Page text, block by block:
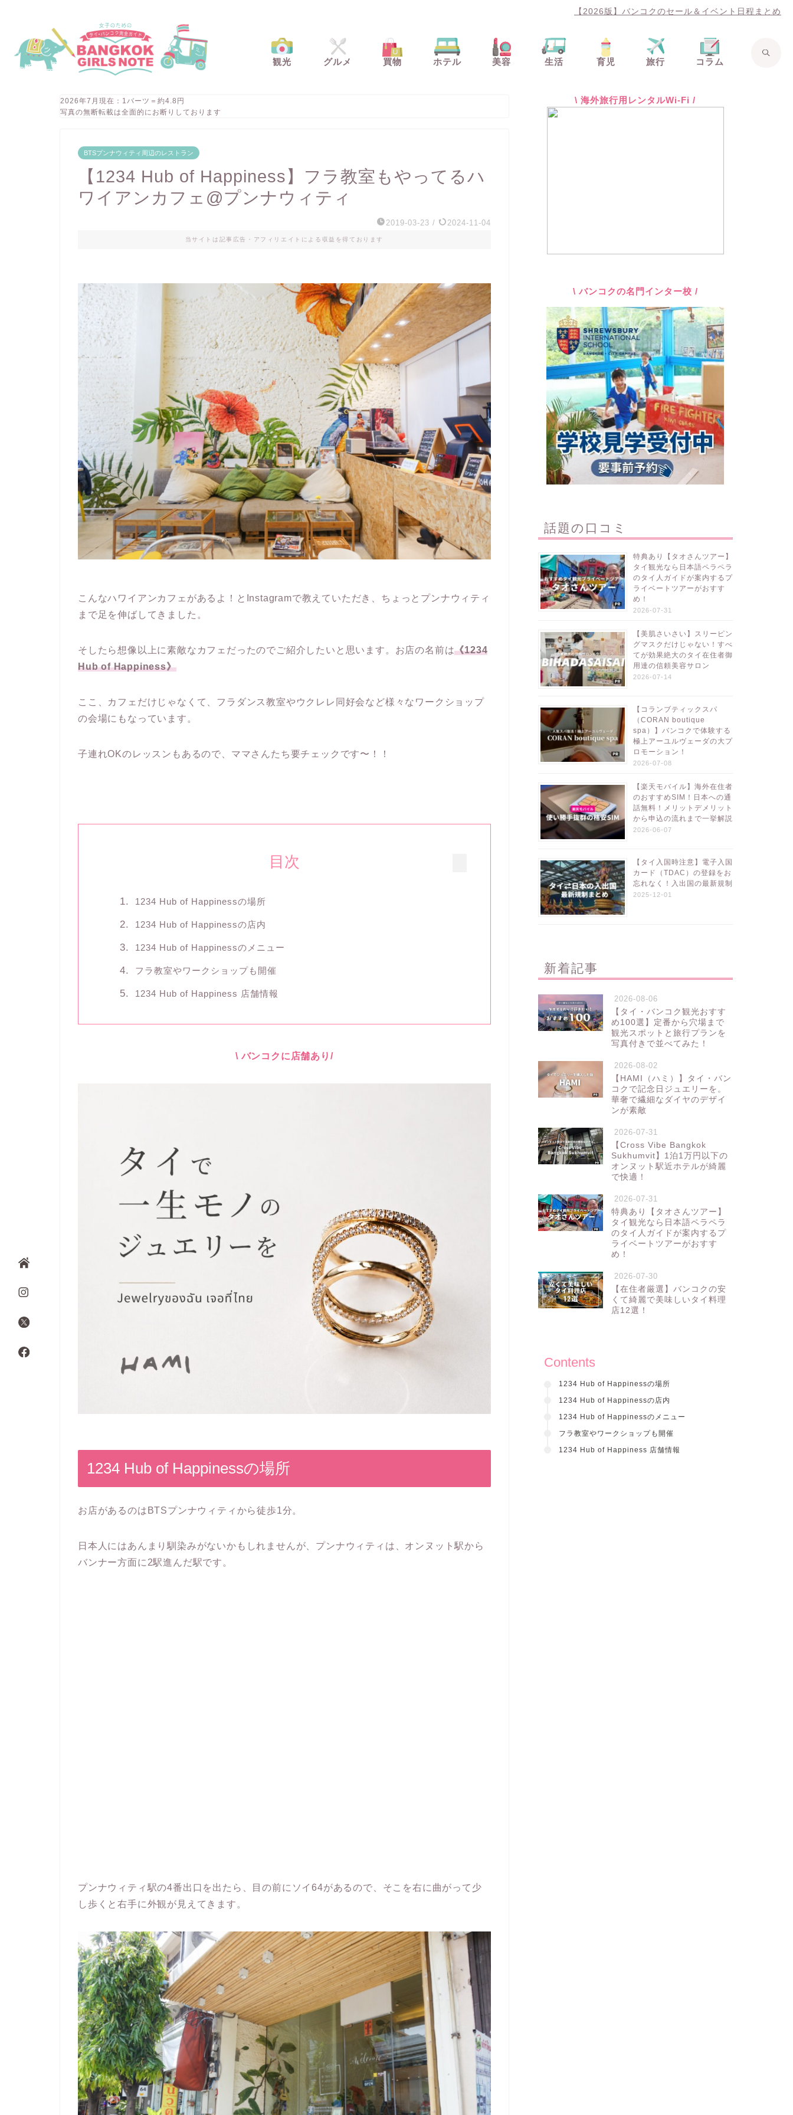
【2026版】バンコクのセール＆イベント日程まとめ
観光 グルメ 買物 ホテル 美容 生活 育児 旅行 コラム
2026年7月現在：1バーツ＝約4.8円
写真の無断転載は全面的にお断りしております
BTSプンナウィティ周辺のレストラン
【1234 Hub of Happiness】フラ教室もやってるハ
ワイアンカフェ@プンナウィティ
2019-03-23 / 2024-11-04
当サイトは記事広告・アフィリエイトによる収益を得ております
こんなハワイアンカフェがあるよ！とInstagramで教えていただき、ちょっとプンナウィティ
まで足を伸ばしてきました。
そしたら想像以上に素敵なカフェだったのでご紹介したいと思います。お店の名前は《1234
Hub of Happiness》
ここ、カフェだけじゃなくて、フラダンス教室やウクレレ同好会など様々なワークショップ
の会場にもなっています。
子連れOKのレッスンもあるので、ママさんたち要チェックです〜！！
目次
1234 Hub of Happinessの場所
1234 Hub of Happinessの店内
1234 Hub of Happinessのメニュー
フラ教室やワークショップも開催
1234 Hub of Happiness 店舗情報
\ バンコクに店舗あり/
1234 Hub of Happinessの場所
お店があるのはBTSプンナウィティから徒歩1分。
日本人にはあんまり馴染みがないかもしれませんが、プンナウィティは、オンヌット駅から
バンナー方面に2駅進んだ駅です。
プンナウィティ駅の4番出口を出たら、目の前にソイ64があるので、そこを右に曲がって少
し歩くと右手に外観が見えてきます。
\ 海外旅行用レンタルWi-Fi /
\ バンコクの名門インター校 /
話題の口コミ
特典あり【タオさんツアー】
タイ観光なら日本語ペラペラ
のタイ人ガイドが案内するプ
ライベートツアーがおすす
め！
2026-07-31
【美肌さいさい】スリーピン
グマスクだけじゃない！すべ
てが効果絶大のタイ在住者御
用達の信頼美容サロン
2026-07-14
【コランブティックスパ
（CORAN boutique
spa）】バンコクで体験する
極上アーユルヴェーダの大プ
ロモーション！
2026-07-08
【楽天モバイル】海外在住者
のおすすめSIM！日本への通
話無料！メリットデメリット
から申込の流れまで一挙解説
2026-06-07
【タイ入国時注意】電子入国
カード（TDAC）の登録をお
忘れなく！入出国の最新規制
2025-12-01
新着記事
2026-08-06
【タイ・バンコク観光おすす
め100選】定番から穴場まで
観光スポットと旅行プランを
写真付きで並べてみた！
2026-08-02
【HAMI（ハミ）】タイ・バン
コクで記念日ジュエリーを。
華奢で繊細なダイヤのデザイ
ンが素敵
2026-07-31
【Cross Vibe Bangkok
Sukhumvit】1泊1万円以下の
オンヌット駅近ホテルが綺麗
で快適！
2026-07-31
特典あり【タオさんツアー】
タイ観光なら日本語ペラペラ
のタイ人ガイドが案内するプ
ライベートツアーがおすす
め！
2026-07-30
【在住者厳選】バンコクの安
くて綺麗で美味しいタイ料理
店12選！
Contents
1234 Hub of Happinessの場所
1234 Hub of Happinessの店内
1234 Hub of Happinessのメニュー
フラ教室やワークショップも開催
1234 Hub of Happiness 店舗情報